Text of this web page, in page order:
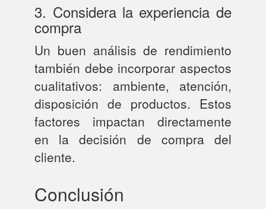
3. Considera la experiencia de
compra
Un buen análisis de rendimiento
también debe incorporar aspectos
cualitativos: ambiente, atención,
disposición de productos. Estos
factores impactan directamente
en la decisión de compra del
cliente.
Conclusión